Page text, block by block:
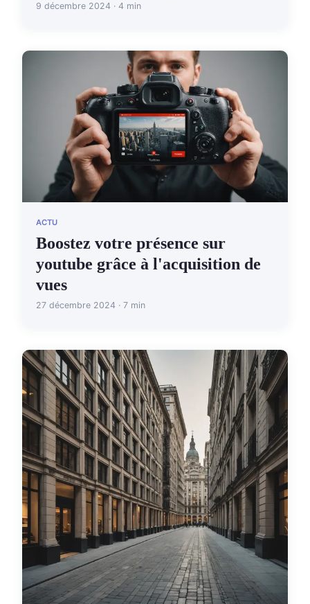
9 décembre 2024 · 4 min
ACTU
Boostez votre présence sur
youtube grâce à l'acquisition de
vues
27 décembre 2024 · 7 min